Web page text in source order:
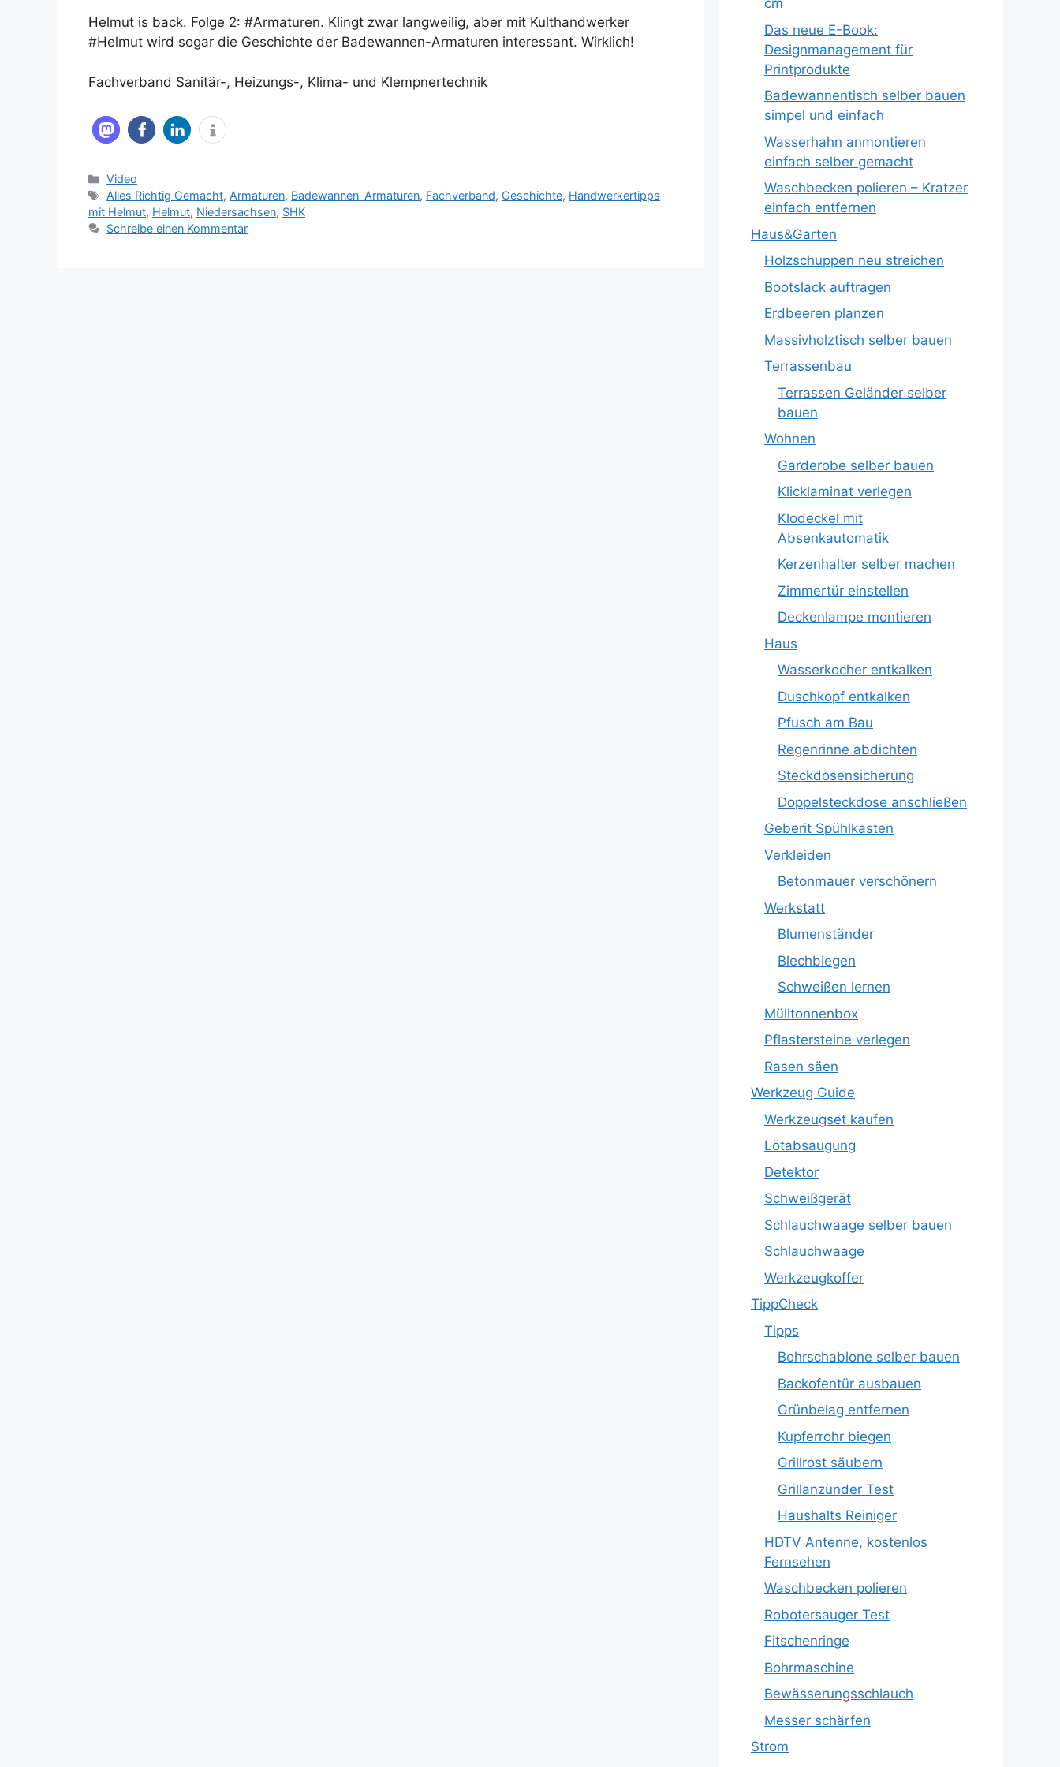
Helmut is back. Folge 2: #Armaturen. Klingt zwar langweilig, aber mit Kulthandwerker
#Helmut wird sogar die Geschichte der Badewannen-Armaturen interessant. Wirklich!
Fachverband Sanitär-, Heizungs-, Klima- und Klempnertechnik
Kategorien
Video
Schlagwörter
Alles Richtig Gemacht, Armaturen, Badewannen-Armaturen, Fachverband, Geschichte, Handwerkertipps
mit Helmut, Helmut, Niedersachsen, SHK
Schreibe einen Kommentar
cm
Das neue E-Book:
Designmanagement für
Printprodukte
Badewannentisch selber bauen
simpel und einfach
Wasserhahn anmontieren
einfach selber gemacht
Waschbecken polieren – Kratzer
einfach entfernen
Haus&Garten
Holzschuppen neu streichen
Bootslack auftragen
Erdbeeren planzen
Massivholztisch selber bauen
Terrassenbau
Terrassen Geländer selber
bauen
Wohnen
Garderobe selber bauen
Klicklaminat verlegen
Klodeckel mit
Absenkautomatik
Kerzenhalter selber machen
Zimmertür einstellen
Deckenlampe montieren
Haus
Wasserkocher entkalken
Duschkopf entkalken
Pfusch am Bau
Regenrinne abdichten
Steckdosensicherung
Doppelsteckdose anschließen
Geberit Spühlkasten
Verkleiden
Betonmauer verschönern
Werkstatt
Blumenständer
Blechbiegen
Schweißen lernen
Mülltonnenbox
Pflastersteine verlegen
Rasen säen
Werkzeug Guide
Werkzeugset kaufen
Lötabsaugung
Detektor
Schweißgerät
Schlauchwaage selber bauen
Schlauchwaage
Werkzeugkoffer
TippCheck
Tipps
Bohrschablone selber bauen
Backofentür ausbauen
Grünbelag entfernen
Kupferrohr biegen
Grillrost säubern
Grillanzünder Test
Haushalts Reiniger
HDTV Antenne, kostenlos
Fernsehen
Waschbecken polieren
Robotersauger Test
Fitschenringe
Bohrmaschine
Bewässerungsschlauch
Messer schärfen
Strom